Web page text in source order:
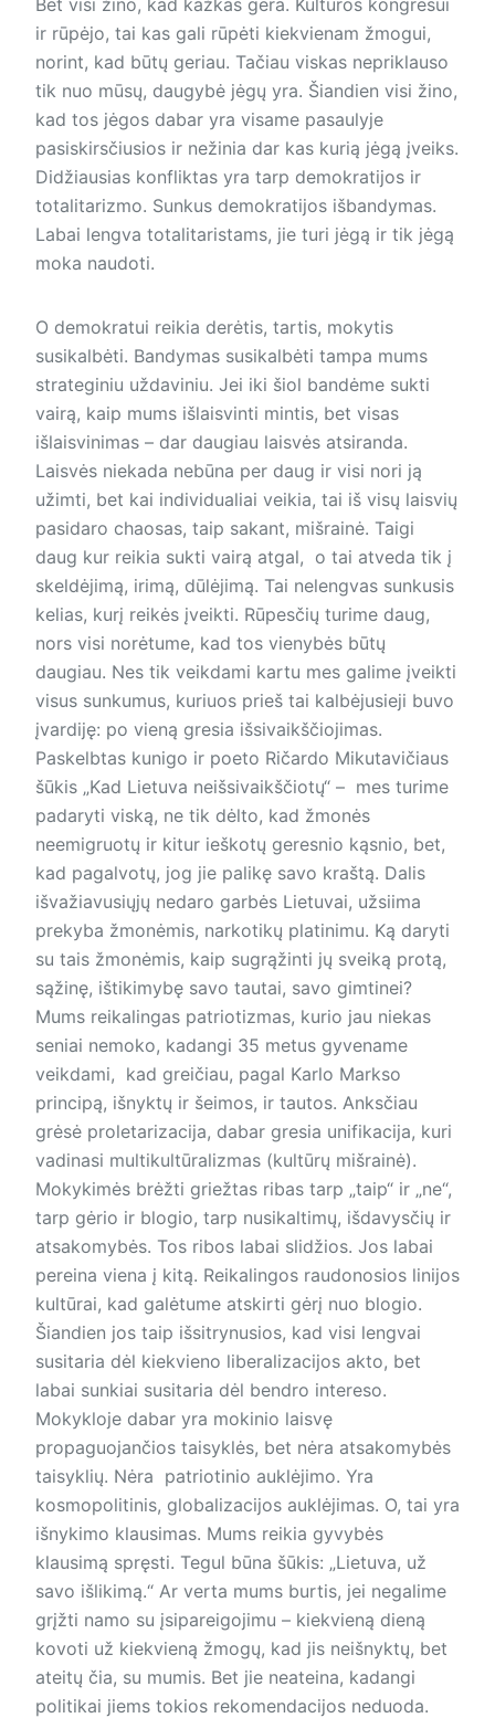
ir rūpėjo, tai kas gali rūpėti kiekvienam žmogui,
norint, kad būtų geriau. Tačiau viskas nepriklauso
tik nuo mūsų, daugybė jėgų yra. Šiandien visi žino,
kad tos jėgos dabar yra visame pasaulyje
pasiskirsčiusios ir nežinia dar kas kurią jėgą įveiks.
Didžiausias konfliktas yra tarp demokratijos ir
totalitarizmo. Sunkus demokratijos išbandymas.
Labai lengva totalitaristams, jie turi jėgą ir tik jėgą
moka naudoti.
O demokratui reikia derėtis, tartis, mokytis
susikalbėti. Bandymas susikalbėti tampa mums
strateginiu uždaviniu. Jei iki šiol bandėme sukti
vairą, kaip mums išlaisvinti mintis, bet visas
išlaisvinimas – dar daugiau laisvės atsiranda.
Laisvės niekada nebūna per daug ir visi nori ją
užimti, bet kai individualiai veikia, tai iš visų laisvių
pasidaro chaosas, taip sakant, mišrainė. Taigi
daug kur reikia sukti vairą atgal, o tai atveda tik į
skeldėjimą, irimą, dūlėjimą. Tai nelengvas sunkusis
kelias, kurį reikės įveikti. Rūpesčių turime daug,
nors visi norėtume, kad tos vienybės būtų
daugiau. Nes tik veikdami kartu mes galime įveikti
visus sunkumus, kuriuos prieš tai kalbėjusieji buvo
įvardiję: po vieną gresia išsivaikščiojimas.
Paskelbtas kunigo ir poeto Ričardo Mikutavičiaus
šūkis „Kad Lietuva neišsivaikščiotų“ – mes turime
padaryti viską, ne tik dėlto, kad žmonės
neemigruotų ir kitur ieškotų geresnio kąsnio, bet,
kad pagalvotų, jog jie palikę savo kraštą. Dalis
išvažiavusiųjų nedaro garbės Lietuvai, užsiima
prekyba žmonėmis, narkotikų platinimu. Ką daryti
su tais žmonėmis, kaip sugrąžinti jų sveiką protą,
sąžinę, ištikimybę savo tautai, savo gimtinei?
Mums reikalingas patriotizmas, kurio jau niekas
seniai nemoko, kadangi 35 metus gyvename
veikdami, kad greičiau, pagal Karlo Markso
principą, išnyktų ir šeimos, ir tautos. Anksčiau
grėsė proletarizacija, dabar gresia unifikacija, kuri
vadinasi multikultūralizmas (kultūrų mišrainė).
Mokykimės brėžti griežtas ribas tarp „taip“ ir „ne“,
tarp gėrio ir blogio, tarp nusikaltimų, išdavysčių ir
atsakomybės. Tos ribos labai slidžios. Jos labai
pereina viena į kitą. Reikalingos raudonosios linijos
kultūrai, kad galėtume atskirti gėrį nuo blogio.
Šiandien jos taip išsitrynusios, kad visi lengvai
susitaria dėl kiekvieno liberalizacijos akto, bet
labai sunkiai susitaria dėl bendro intereso.
Mokykloje dabar yra mokinio laisvę
propaguojančios taisyklės, bet nėra atsakomybės
taisyklių. Nėra patriotinio auklėjimo. Yra
kosmopolitinis, globalizacijos auklėjimas. O, tai yra
išnykimo klausimas. Mums reikia gyvybės
klausimą spręsti. Tegul būna šūkis: „Lietuva, už
savo išlikimą.“ Ar verta mums burtis, jei negalime
grįžti namo su įsipareigojimu – kiekvieną dieną
kovoti už kiekvieną žmogų, kad jis neišnyktų, bet
ateitų čia, su mumis. Bet jie neateina, kadangi
politikai jiems tokios rekomendacijos neduoda.